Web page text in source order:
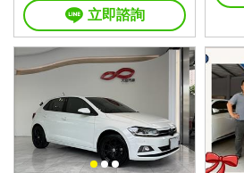
立即諮詢